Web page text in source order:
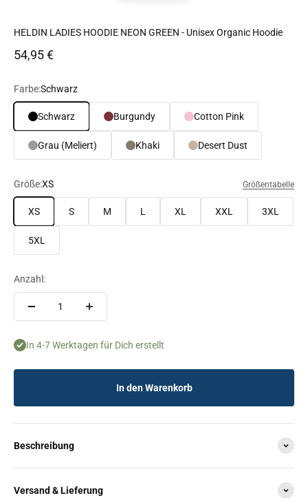
HELDIN LADIES HOODIE NEON GREEN - Unisex Organic Hoodie
Angebot
54,95 €
Farbe:Schwarz
Schwarz Burgundy Cotton Pink
Grau (Meliert) Khaki Desert Dust
Größe:XS Größentabelle
XS S M L XL XXL 3XL
5XL
Anzahl:
In 4-7 Werktagen für Dich erstellt
In den Warenkorb
Beschreibung
Versand & Lieferung